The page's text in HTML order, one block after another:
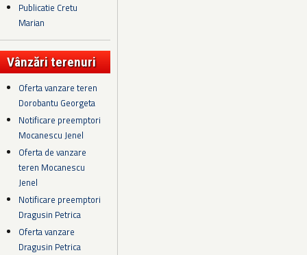
Publicatie Cretu
Marian
Vânzări terenuri
Oferta vanzare teren
Dorobantu Georgeta
Notificare preemptori
Mocanescu Jenel
Oferta de vanzare
teren Mocanescu
Jenel
Notificare preemptori
Dragusin Petrica
Oferta vanzare
Dragusin Petrica